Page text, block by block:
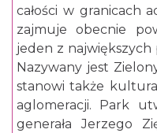
całości w granicach
zajmuje obecnie
jeden z
Nazywany jest
stanowi także
aglomeracji. Park
generała Jerzego